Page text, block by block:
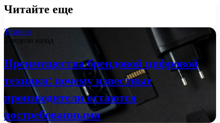
Читайте еще
Техника
2 недели назад
Преимущества брендовой цифровой
техники: почему известные
производители остаются
востребованными